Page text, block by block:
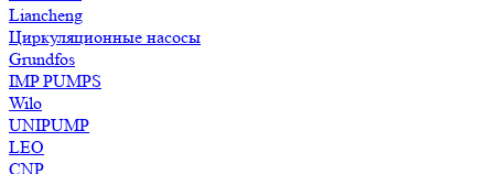
Liancheng
Циркуляционные насосы
Grundfos
IMP PUMPS
Wilo
UNIPUMP
LEO
CNP